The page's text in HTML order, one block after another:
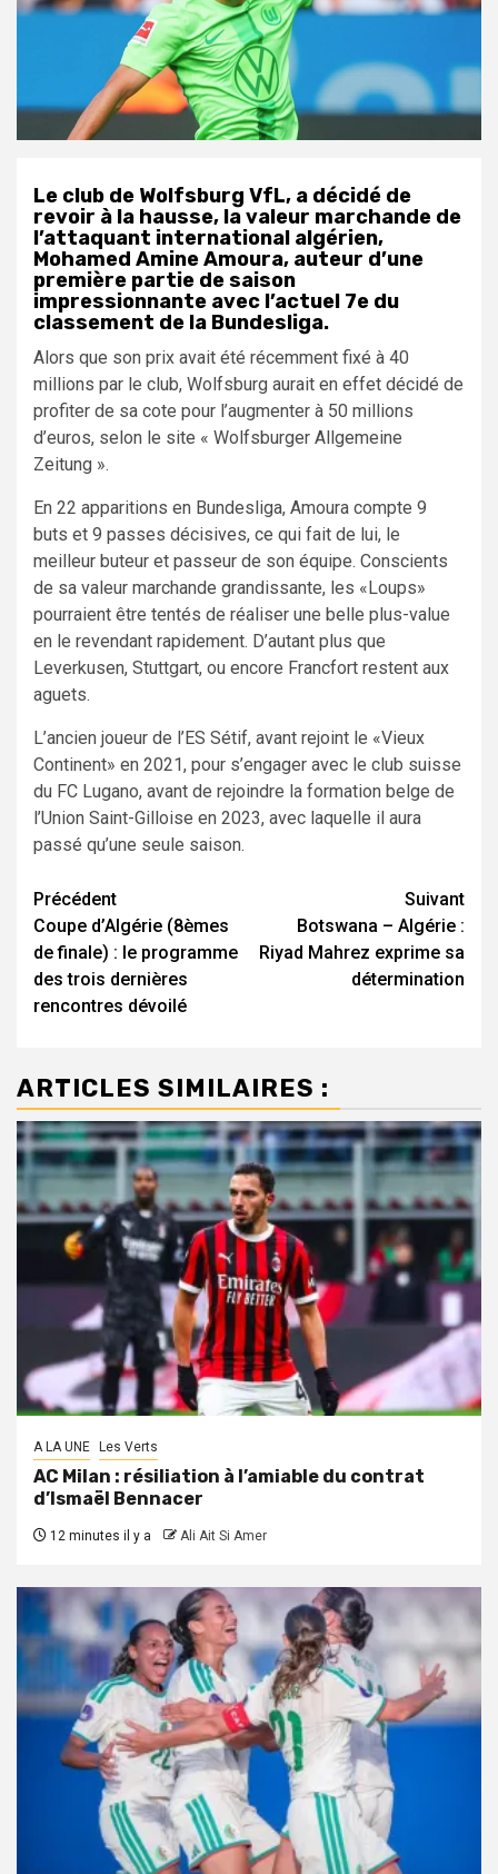
Le club de Wolfsburg VfL, a décidé de
revoir à la hausse, la valeur marchande de
l’attaquant international algérien,
Mohamed Amine Amoura, auteur d’une
première partie de saison
impressionnante avec l’actuel 7e du
classement de la Bundesliga.
Alors que son prix avait été récemment fixé à 40
millions par le club, Wolfsburg aurait en effet décidé de
profiter de sa cote pour l’augmenter à 50 millions
d’euros, selon le site « Wolfsburger Allgemeine
Zeitung ».
En 22 apparitions en Bundesliga, Amoura compte 9
buts et 9 passes décisives, ce qui fait de lui, le
meilleur buteur et passeur de son équipe. Conscients
de sa valeur marchande grandissante, les «Loups»
pourraient être tentés de réaliser une belle plus-value
en le revendant rapidement. D’autant plus que
Leverkusen, Stuttgart, ou encore Francfort restent aux
aguets.
L’ancien joueur de l’ES Sétif, avant rejoint le «Vieux
Continent» en 2021, pour s’engager avec le club suisse
du FC Lugano, avant de rejoindre la formation belge de
l’Union Saint-Gilloise en 2023, avec laquelle il aura
passé qu’une seule saison.
Navigation
d’article
Précédent
Coupe d’Algérie (8èmes
de finale) : le programme
des trois dernières
rencontres dévoilé
Suivant
Botswana – Algérie :
Riyad Mahrez exprime sa
détermination
ARTICLES SIMILAIRES :
A LA UNE Les Verts
AC Milan : résiliation à l’amiable du contrat
d’Ismaël Bennacer
12 minutes il y a Ali Ait Si Amer